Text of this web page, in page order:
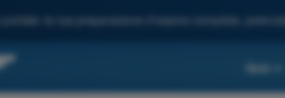
portale: la tua preparazione d'esame completa,
Quiz